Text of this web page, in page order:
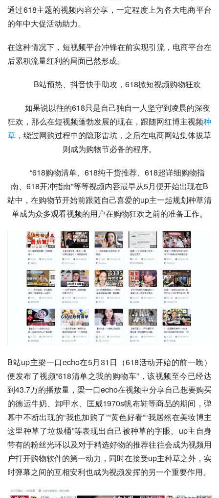
通过618主题的视频内容分享，一定程度上为各大电商平台
的年中大促活动助力。
在这种情况下，短视频平台冲锋在前实现引流，电商平台在
后累积流量红利的局面已然形成。
B站预热、抖音快手助攻，618掀短视频购物狂欢
如果说以往的618只是自己独自一人坚守到凌晨的深夜
狂欢，那么在短视频蓬勃发展的现在，跟随网红博主视频种
草 ，绕过网购过程中的隐形雷坑，之后在电商网站集体拔草
则成为购物节必备的程序。
“618购物清单、618纯干货推荐、618超详细购物指
南、618开冲指南”等等视频内容最早从5月便开始出现在B
站中，在购物节开始前跟随自己喜爱的up主一起规划种草清
单成为众多观看视频的用户在购物狂欢之前的准备工作。
B站up主梁一口echo在5月31日（618活动开始的前一晚）
便发布了视频“618清单之我的购物车”，该视频至今已经达
到43.7万的播放量，梁一口echo在视频中分享自己想要购买
的德运牛奶、卸甲水、匡威1970s帆布鞋等商品的期间，弹
幕中不断出现的“我也加购了”“黄色好看”“我居然在美妆博主
这里种草了垃圾桶”等表现出自己被种草的字眼。up主自身
带有的粉丝光环以及对于精选好物的推荐往往会成为视频用
户打开购物软件的第一动力，同时在接受up主种草之外，实
时弹幕之间的互相安利也成为视频发挥的另一个重要作用。